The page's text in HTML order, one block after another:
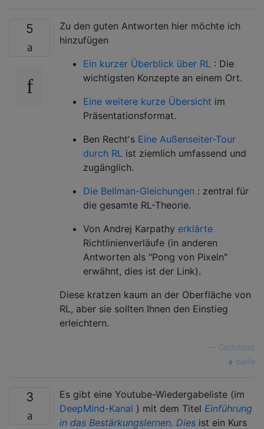
5
Zu den guten Antworten hier möchte ich
hinzufügen
Ein kurzer Überblick über RL : Die
wichtigsten Konzepte an einem Ort.
Eine weitere kurze Übersicht im
Präsentationsformat.
Ben Recht's Eine Außenseiter-Tour
durch RL ist ziemlich umfassend und
zugänglich.
Die Bellman-Gleichungen : zentral für
die gesamte RL-Theorie.
Von Andrej Karpathy erklärte
Richtlinienverläufe (in anderen
Antworten als "Pong von Pixeln"
erwähnt, dies ist der Link).
Diese kratzen kaum an der Oberfläche von
RL, aber sie sollten Ihnen den Einstieg
erleichtern.
Cantordust
quelle
3
Es gibt eine Youtube-Wiedergabeliste (im
DeepMind-Kanal ) mit dem Titel Einführung
in das Bestärkungslernen. Dies ist ein Kurs